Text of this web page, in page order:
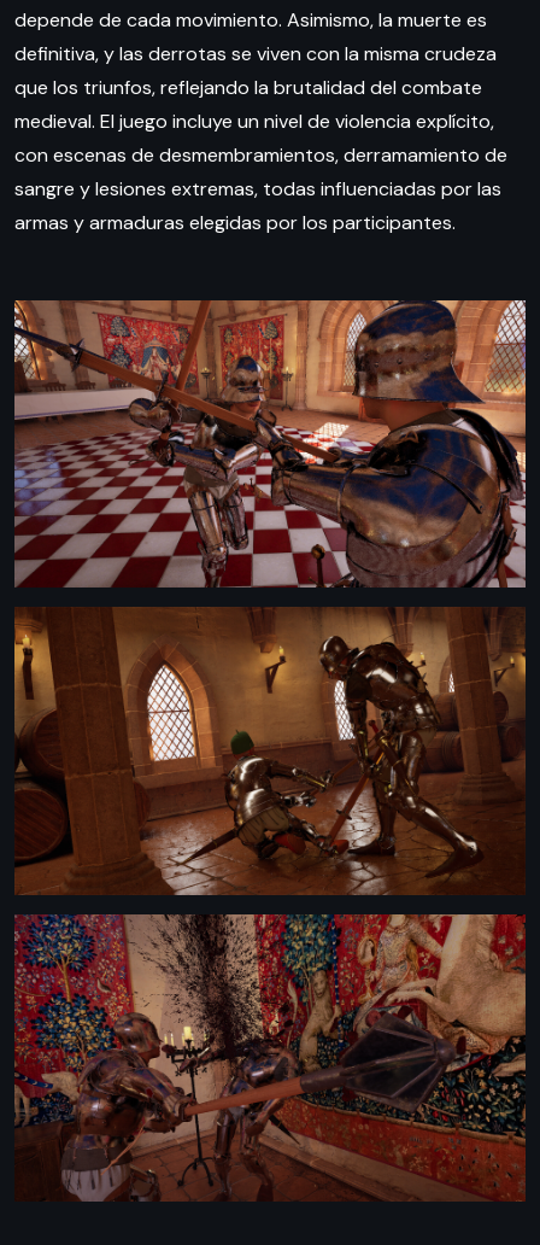
depende de cada movimiento. Asimismo, la muerte es
definitiva, y las derrotas se viven con la misma crudeza
que los triunfos, reflejando la brutalidad del combate
medieval. El juego incluye un nivel de violencia explícito,
con escenas de desmembramientos, derramamiento de
sangre y lesiones extremas, todas influenciadas por las
armas y armaduras elegidas por los participantes.